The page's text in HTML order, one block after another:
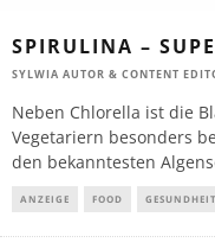
SPIRULINA –
SYLWIA AUTOR & CONTENT
Neben Chlorella ist die
Vegetariern besonders
den bekanntesten
ANZEIGE FOOD GESUNDHEIT